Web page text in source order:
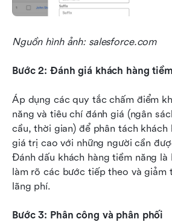
Nguồn hình ảnh: salesforce.com
Bước 2: Đánh giá khách hàng
Áp dụng các quy tắc chấm điểm
năng và tiêu chí đánh giá (ngân
cầu, thời gian) để phân tách khách
giá trị cao với những người cần
Đánh dấu khách hàng tiềm năng là
làm rõ các bước tiếp theo và giảm
lãng phí.
Bước 3: Phân công và phân phối